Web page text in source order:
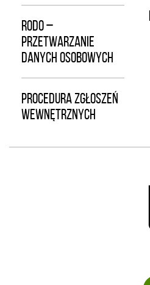
RODO –
PRZETWARZANIE
DANYCH OSOBOWYCH
PROCEDURA ZGŁOSZEŃ
WEWNĘTRZNYCH